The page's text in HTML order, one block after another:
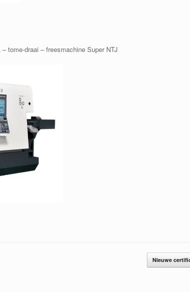
tome-draai – freesmachine Super NTJ
Nieuwe